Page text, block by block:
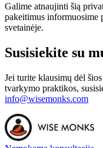
Galime atnaujinti šią
pakeitimus informuosime
svetainėje.
Susisiekite su
Jei turite klausimų dėl
tvarkymo praktikos,
info@wisemonks.com